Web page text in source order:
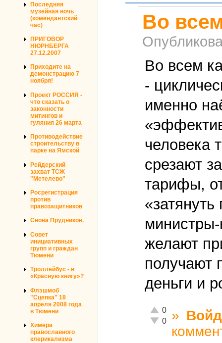
Последняя
музейная ночь
(комендантский
час)
ПРИГОВОР
НЮРНБЕРГА
27.12.2007
Приходите на
демонстрацию 7
ноября!
Проект РОССИЯ -
что сказать о
законности
митингов и
гуляния 26 марта
Противодействие
строительству в
парке на Ямской
Рейдерский
захват ТСЖ
"Метелево"
Росрегистрация
против
правозащитников
Снова Прудников.
Совет
инициативных
групп и граждан
Тюмени
Троллейбус - в
«Красную книгу»?
Флэшмоб
"Сцепка" 18
апреля 2008 года
в Тюмени
Химера
православного
клерикализма
Во
Во всем
-
именно
человека
срезают
тарифы,
желают
получают
деньги и
Отлично!
0
Неадекватно!
0 »